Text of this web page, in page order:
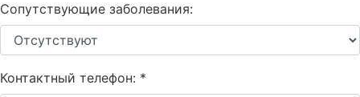
Сопутствующие заболевания:
Контактный телефон: *